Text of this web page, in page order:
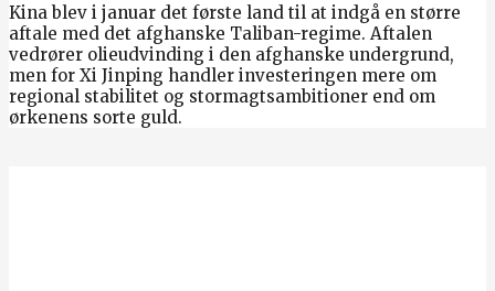
Kina blev i januar det første land til at indgå en større
aftale med det afghanske Taliban-regime. Aftalen
vedrører olieudvinding i den afghanske undergrund,
men for Xi Jinping handler investeringen mere om
regional stabilitet og stormagtsambitioner end om
ørkenens sorte guld.